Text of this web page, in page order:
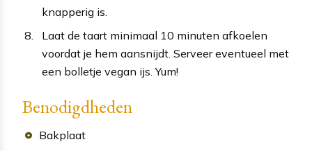
knapperig is.
Laat de taart minimaal 10 minuten afkoelen
voordat je hem aansnijdt. Serveer eventueel met
een bolletje vegan ijs. Yum!
Benodigdheden
Bakplaat